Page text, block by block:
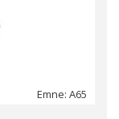
Emne: A65